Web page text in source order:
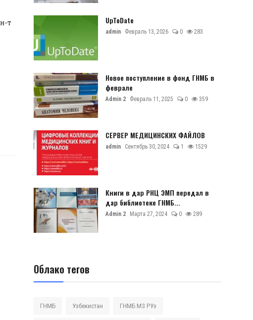
т
UpToDate
admin Февраль 13, 2026 0 283
Новое поступление в фонд ГНМБ в
феврале
Admin 2 Февраль 11, 2025 0 359
СЕРВЕР МЕДИЦИНСКИХ ФАЙЛОВ
admin Сентябрь 30, 2024 1 1529
Книги в дар РНЦ ЭМП передал в
дар библиотеке ГНМБ...
Admin 2 Марта 27, 2024 0 289
Облако тегов
ГНМБ Узбекистан ГНМБ МЗ РУз